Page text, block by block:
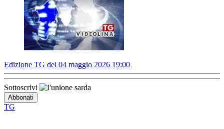
Edizione TG del 04 maggio 2026 19:00
Sottoscrivi
TG